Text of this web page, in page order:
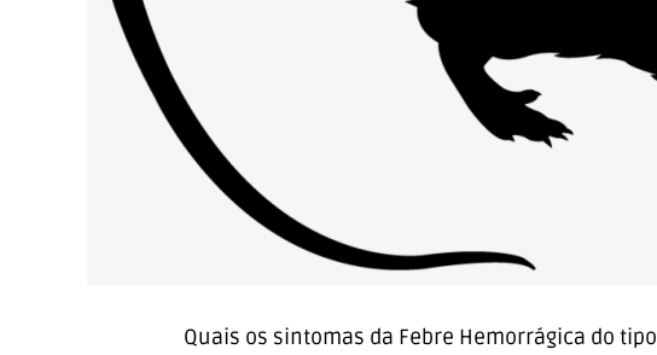
Quais os sintomas da Febre Hemorrágica do tipo